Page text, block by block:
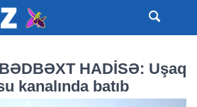
HADİSƏ: Uşaq
kanalında batıb